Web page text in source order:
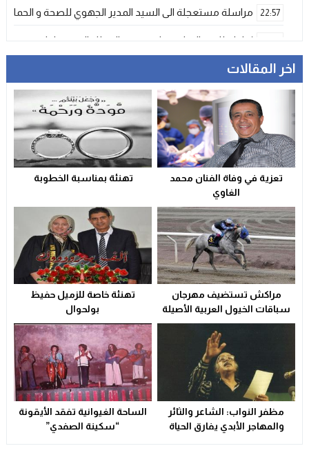
22:57 مراسلة مستعجلة الى السيد المدير الجهوي للصحة و الحماية
إحاطة للجنة الإقليمية لمتصرفي القطاع الصحي بإقليم وجدة
12:53 المنتخب المغربي الرديف يتوج بكأس العرب – فيفا 2025
فيضانات قوية بإقليم آسفي عقب تساقطات رعدية غير مسبوقة
17:18 دراجات التوصيل بوجدة… خدمة ضرورية تتحول إلى خطر يومي
13:11 وجدة…وفاة ضابط أمن في حادث مأساوي بسبب تعرضه
23:29 تعزية
21:02 ولاية أمن وجدة تُقرب خدمات بطاقة التعريف الوطنية من
اخر المقالات
تعزية في وفاة الفنان محمد
الغاوي
تهنئة بمناسبة الخطوبة
مراكش تستضيف مهرجان
سباقات الخيول العربية الأصيلة
تهنئة خاصة للزميل حفيظ
بولحوال
مظفر النواب: الشاعر والثائر
والمهاجر الأبدي يفارق الحياة
الساحة الغيوانية تفقد الأيقونة
“سكينة الصفدي”